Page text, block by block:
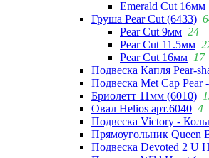
Emerald Cut 16мм
Груша Pear Cut (6433)
Pear Cut 9мм 24
Pear Cut 11.5мм
Pear Cut 16мм 17
Подвеска Капля Pear-
Подвеска Met Cap Pear
Бриолетт 11мм (6010)
Овал Helios арт.6040 4
Подвеска Victory -
Прямоугольник Queen
Подвеска Devoted 2 U